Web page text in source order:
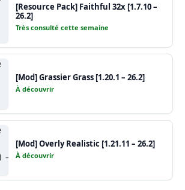
[Resource Pack] Faithful 32x [1.7.10 –
26.2]
Très consulté cette semaine
[Mod] Grassier Grass [1.20.1 – 26.2]
À découvrir
[Mod] Overly Realistic [1.21.11 – 26.2]
À découvrir